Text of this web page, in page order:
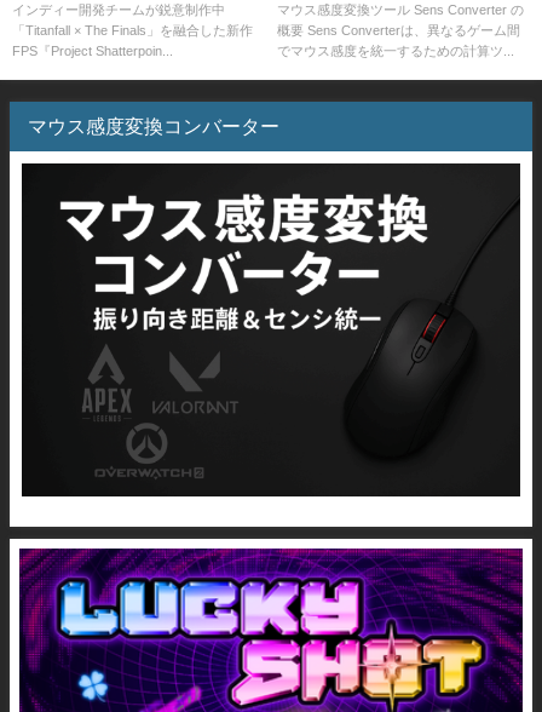
を融合した新作FPS『Project
Shatterpoint』が無料プレイテ
スト開始
インディー開発チームが鋭意制作中
「Titanfall × The Finals」を融合した新作
FPS『Project Shatterpoin...
で振り向き距離やセンシを統一
マウス感度変換ツール Sens Converter の
概要 Sens Converterは、異なるゲーム間
でマウス感度を統一するための計算ツ...
マウス感度変換コンバーター